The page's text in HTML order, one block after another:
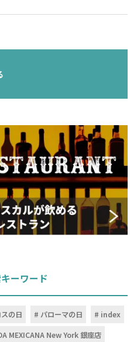
ポリシー サイトマップ
ーワード
の日 パローマの日
index
MEXICANA New York 銀座店